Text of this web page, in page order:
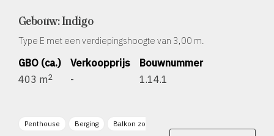
Gebouw: Indigo
Type E met een verdiepingshoogte van 3,00 m.
GBO (ca.)
403 m2
Verkoopprijs
-
Bouwnummer
1.14.1
Penthouse Berging Balkon zonligging ZO